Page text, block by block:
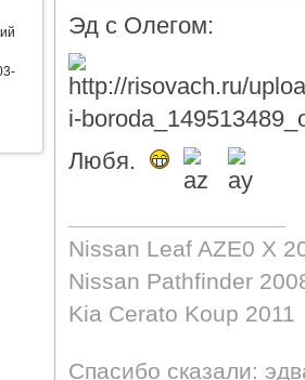
Эд с Олегом:
Любя.
Nissan Leaf AZE0 X
Nissan Pathfinder
Kia Cerato Koup 2011
Спасибо сказали: